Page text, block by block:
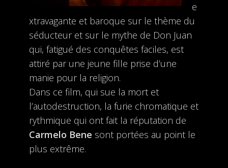
e
xtravagante et baroque sur le thème du
séducteur et sur le mythe de Don Juan
qui, fatigué des conquêtes faciles, est
attiré par une jeune fille prise d’une
manie pour la religion.
Dans ce film, qui sue la mort et
l’autodestruction, la furie chromatique et
rythmique qui ont fait la réputation de
Carmelo Bene sont portées au point le
plus extrême.